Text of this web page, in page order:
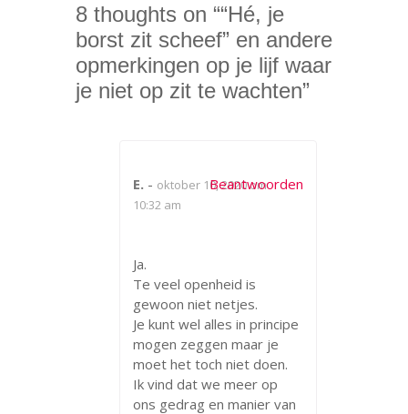
8 thoughts on ““Hé, je
borst zit scheef” en andere
opmerkingen op je lijf waar
je niet op zit te wachten”
E. - oktober 10, 2020 om
10:32 am
Ja.
Te veel openheid is
gewoon niet netjes.
Je kunt wel alles in principe
mogen zeggen maar je
moet het toch niet doen.
Ik vind dat we meer op
ons gedrag en manier van
Beantwoorden